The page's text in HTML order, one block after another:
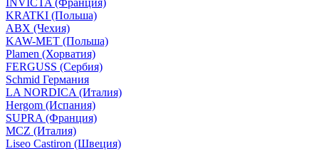
INVICTA (Франция)
KRATKI (Польша)
ABX (Чехия)
KAW-MET (Польша)
Plamen (Хорватия)
FERGUSS (Сербия)
Schmid Германия
LA NORDICA (Италия)
Hergom (Испания)
SUPRA (Франция)
MCZ (Италия)
Liseo Castiron (Швеция)